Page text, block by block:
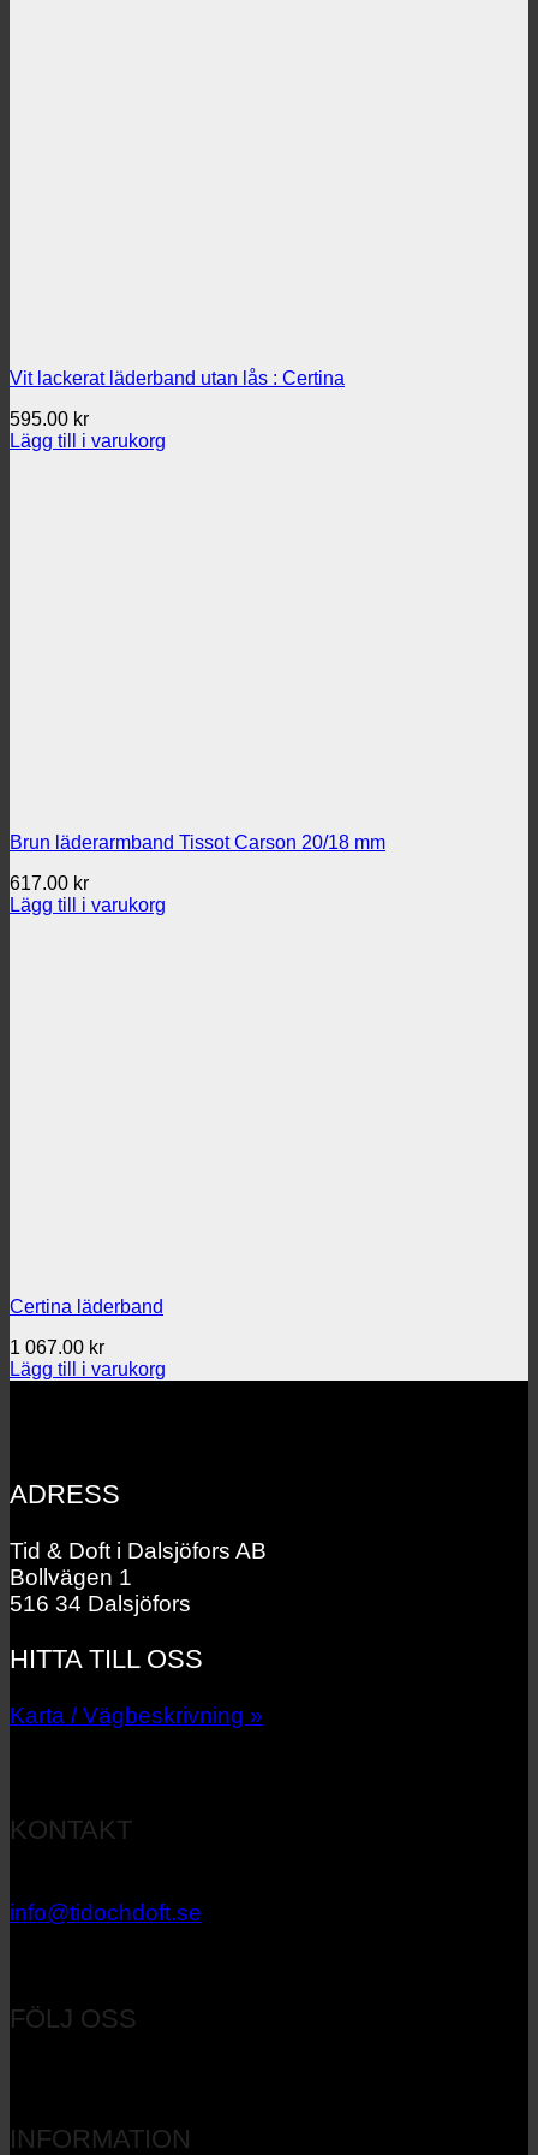
Vit lackerat läderband utan lås : Certina
595.00 kr
Lägg till i varukorg
Brun läderarmband Tissot Carson 20/18 mm
617.00 kr
Lägg till i varukorg
Certina läderband
1 067.00 kr
Lägg till i varukorg
ADRESS
Tid & Doft i Dalsjöfors AB
Bollvägen 1
516 34 Dalsjöfors
HITTA TILL OSS
Karta / Vägbeskrivning »
KONTAKT
info@tidochdoft.se
FÖLJ OSS
INFORMATION